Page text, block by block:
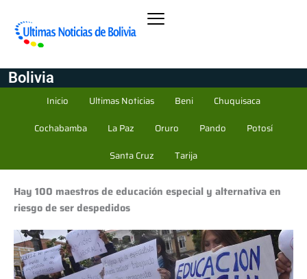
Bolivia
Inicio Ultimas Noticias Beni
Chuquisaca
Cochabamba
La Paz Oruro Pando
Potosí
Santa Cruz
Tarija
Hay 100 maestros de educación especial y alternativa en
riesgo de ser despedidos